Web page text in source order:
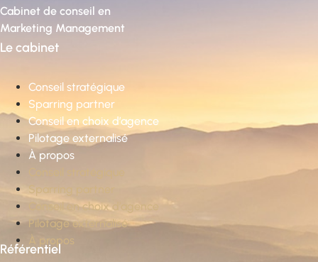
Cabinet de conseil en
Marketing Management
Le cabinet
Conseil stratégique
Sparring partner
Conseil en choix d’agence
Pilotage externalisé
À propos
Conseil stratégique
Sparring partner
Conseil en choix d’agence
Pilotage externalisé
À propos
Référentiel